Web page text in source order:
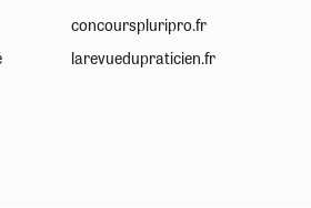
concourspluripro.fr
larevuedupraticien.fr